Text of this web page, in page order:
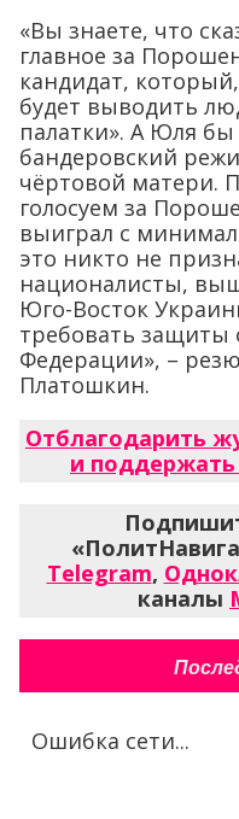
«Вы знаете, что
главное за
кандидат,
будет выводить
палатки». А Юля
бандеровский
чёртовой матери.
голосуем за
выиграл с
это никто не
националисты,
Юго-Восток
требовать защиты
Федерации», –
Платошкин.
Отблагодарить
и
Telegram,
каналы
Ошибка сети...